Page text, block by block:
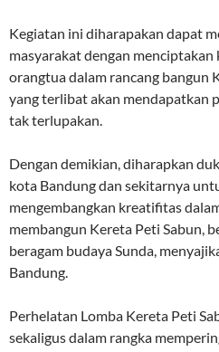
Kegiatan ini diharapakan dapat
masyarakat dengan menciptakan
orangtua dalam rancang bangun
yang terlibat akan mendapatkan
tak terlupakan.
Dengan demikian, diharapkan
kota Bandung dan sekitarnya
mengembangkan kreatifitas
membangun Kereta Peti Sabun,
beragam budaya Sunda,
Bandung.
Perhelatan Lomba Kereta Peti
sekaligus dalam rangka